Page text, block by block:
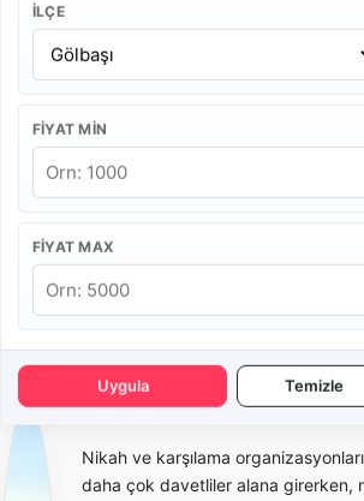
İLÇE
FIYAT MIN
FIYAT MAX
Uygula Temizle
davet, otel etkinliği, restoran
kutlamalarda zarif canlı müzik
Genellikle keman, çello, piyano,
vokal gibi enstrüman
ekipleri büyük sahne
sade, şık ve ortam müziğine uygun
Trio müzik grubu fiyatları; ekipteki
performans süresine, repertuar
ihtiyacına, ses sistemi
göre değişir. Kısa bir nikah
kokteyl boyunca süren canlı müzik
kapsamda değildir. Teklif alırken
düzeni, istenen müzik türü ve
olmadığı netleştirilmelidir.
Nikah ve karşılama
daha çok davetliler alana girerken,